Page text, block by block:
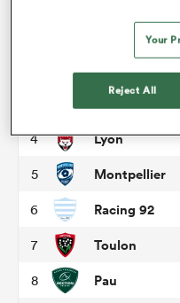
Clermont
Bayonne
4 Lyon
5 Montpellier
6 Racing 92
7 Toulon
8 Pau
Your
Reject All